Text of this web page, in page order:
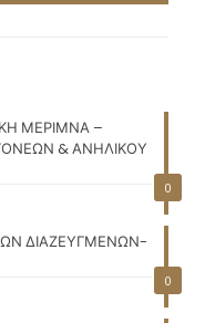
0
ΜΕΡΙΜΝΑ –
& ΑΝΗΛΙΚΟΥ
0
ΔΙΑΖΕΥΓΜΕΝΩΝ-